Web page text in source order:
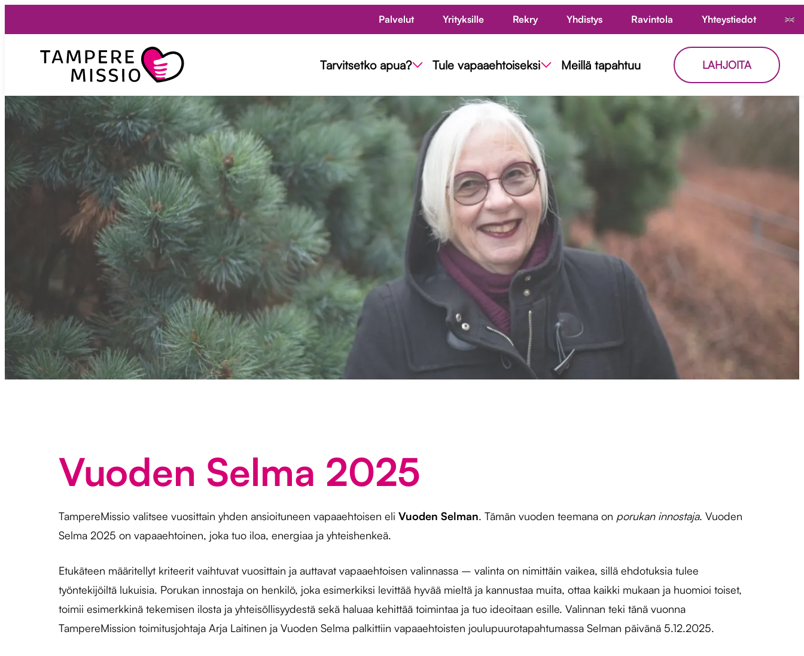
TampereMissio
Tarvitsetko apua? Tule vapaaehtoiseksi Meillä tapahtuu LAHJOITA
Palvelut Yrityksille Rekry Yhdistys Ravintola Yhteystiedot
Vuoden Selma 2025
TampereMissio valitsee vuosittain yhden ansioituneen vapaaehtoisen eli Vuoden Selman. Tämän vuoden teemana on porukan innostaja. Vuoden
Selma 2025 on vapaaehtoinen, joka tuo iloa, energiaa ja yhteishenkeä.
Etukäteen määritellyt kriteerit vaihtuvat vuosittain ja auttavat vapaaehtoisen valinnassa – valinta on nimittäin vaikea, sillä ehdotuksia tulee
työntekijöiltä lukuisia. Porukan innostaja on henkilö, joka esimerkiksi levittää hyvää mieltä ja kannustaa muita, ottaa kaikki mukaan ja huomioi toiset,
toimii esimerkkinä tekemisen ilosta ja yhteisöllisyydestä sekä haluaa kehittää toimintaa ja tuo ideoitaan esille. Valinnan teki tänä vuonna
TampereMission toimitusjohtaja Arja Laitinen ja Vuoden Selma palkittiin vapaaehtoisten joulupuurotapahtumassa Selman päivänä 5.12.2025.